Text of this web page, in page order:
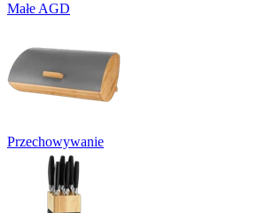
Małe AGD
Przechowywanie